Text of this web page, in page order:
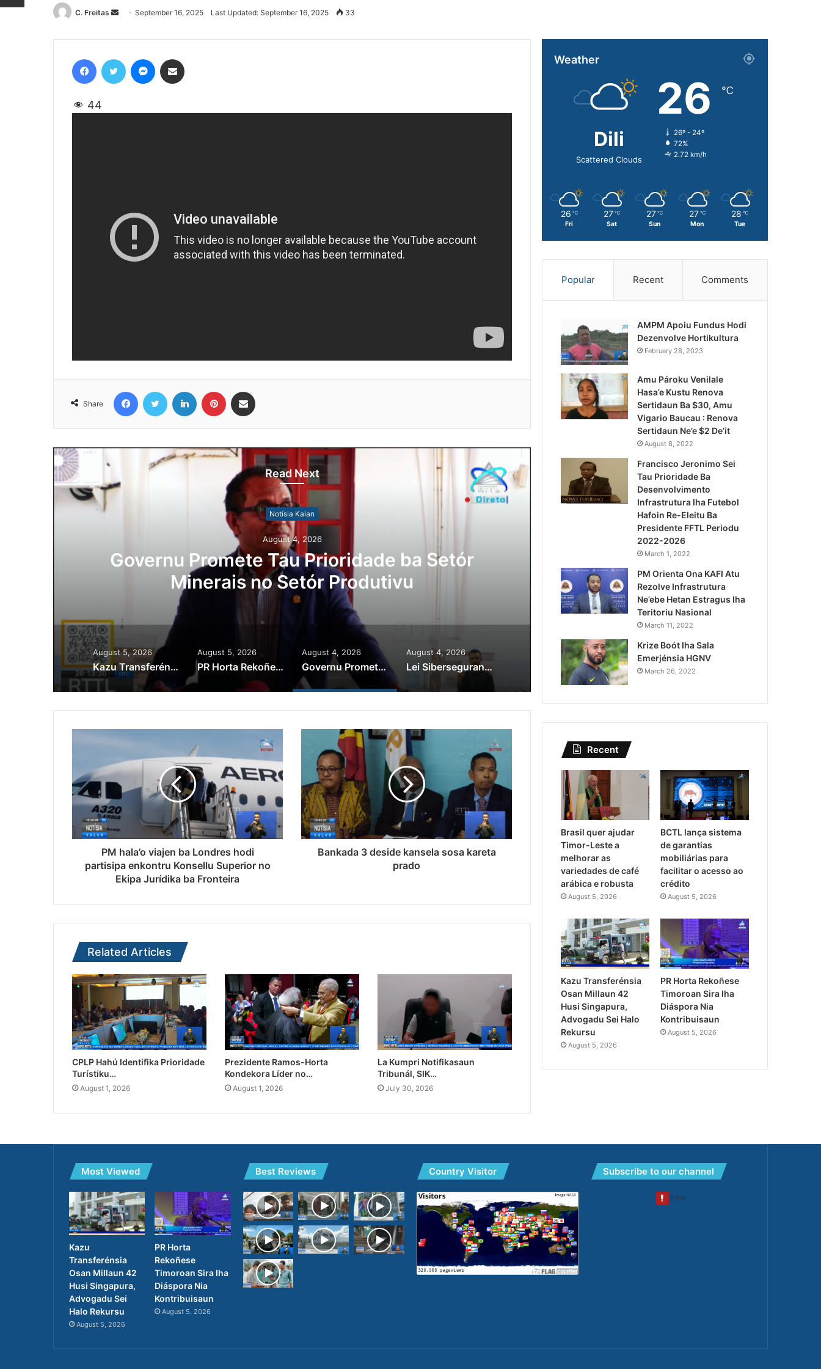
C. Freitas
Send
email
September 16, 2025 Last Updated: September 16, 2025 33
44
Share
Read Next
Notísia Kalan
August 4, 2026
Lei Siberseguransa Ajuda Autoridade Polisiál
Kaptura Autór Kriminozu ho Paradeiru Iha
Estranjeiru
Kazu Transferénsia
Singapura, Advogadu
August 5, 2026
Kazu Transferénsia Osan Millaun 42 Husi Singapura, Advogadu Sei Halo Rekursu
August 5, 2026
PR Horta Rekoñese Timoroan Sira Iha Diáspora Nia Kontribuisaun
August 4, 2026
Governu Promete Tau Prioridade ba Setór Minerais no Setór Produtivu
August 4, 2026
Lei Siberseguransa Ajuda Autoridade Polisiál Kaptura Autór Kriminozu ho Paradeiru Iha Estranjeiru
PM hala’o viajen ba Londres hodi
partisipa enkontru Konsellu Superior no
Ekipa Jurídika ba Fronteira
Bankada 3 deside kansela sosa kareta
prado
Related Articles
CPLP Hahú Identifika Prioridade
Turístiku…
August 1, 2026
Prezidente Ramos-Horta
Kondekora Líder no…
August 1, 2026
La Kumpri Notifikasaun
Tribunál, SIK…
July 30, 2026
Weather
Dili
Scattered Clouds
26 ℃
26º - 24º
72%
2.72 km/h
26 ℃
Fri
27 ℃
Sat
27 ℃
Sun
27 ℃
Mon
28 ℃
Tue
Popular Recent Comments
AMPM Apoiu Fundus Hodi
Dezenvolve Hortikultura
February 28, 2023
Amu Pároku Venilale
Hasa’e Kustu Renova
Sertidaun Ba $30, Amu
Vigario Baucau : Renova
Sertidaun Ne’e $2 De’it
August 8, 2022
Francisco Jeronimo Sei
Tau Prioridade Ba
Desenvolvimento
Infrastrutura Iha Futebol
Hafoin Re-Eleitu Ba
Presidente FFTL Periodu
2022-2026
March 1, 2022
PM Orienta Ona KAFI Atu
Rezolve Infrastrutura
Ne’ebe Hetan Estragus Iha
Teritoriu Nasional
March 11, 2022
Krize Boót Iha Sala
Emerjénsia HGNV
March 26, 2022
Recent
Brasil quer ajudar
Timor-Leste a
melhorar as
variedades de café
arábica e robusta
August 5, 2026
BCTL lança sistema
de garantias
mobiliárias para
facilitar o acesso ao
crédito
August 5, 2026
Kazu Transferénsia
Osan Millaun 42
Husi Singapura,
Advogadu Sei Halo
Rekursu
August 5, 2026
PR Horta Rekoñese
Timoroan Sira Iha
Diáspora Nia
Kontribuisaun
August 5, 2026
Most Viewed
Kazu
Transferénsia
Osan Millaun 42
Husi Singapura,
Advogadu Sei
Halo Rekursu
August 5, 2026
PR Horta
Rekoñese
Timoroan Sira Iha
Diáspora Nia
Kontribuisaun
August 5, 2026
Best Reviews Country Visitor Subscribe to our channel